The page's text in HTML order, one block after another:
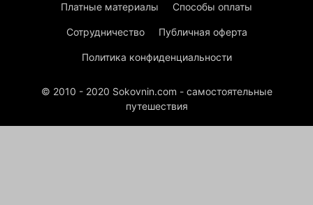
Платные материалы Способы оплаты
Сотрудничество Публичная оферта
Политика конфиденциальности
© 2010 - 2020 Sokovnin.com - самостоятельные
путешествия